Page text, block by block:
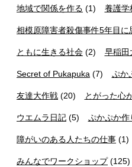
地域で関係を作る (1) 養護学
相模原障害者殺傷事件5年目に
ともに生きる社会 (2) 早稲田
Secret of Pukapuka (7) ぷか
友達大作戦 (20) とがった心
ウエムラ日記 (5) ぷかぷか作
障がいのある人たちの仕事 (1)
みんなでワークショップ(125)